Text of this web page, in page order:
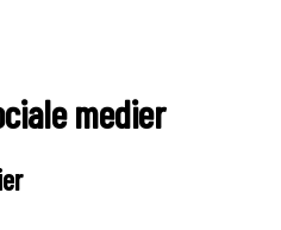
medier